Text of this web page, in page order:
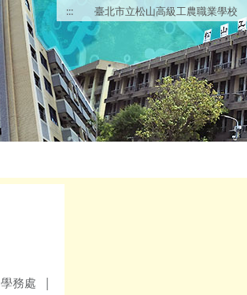
::: 臺北市立松山高級工農職業學校
學務處 |